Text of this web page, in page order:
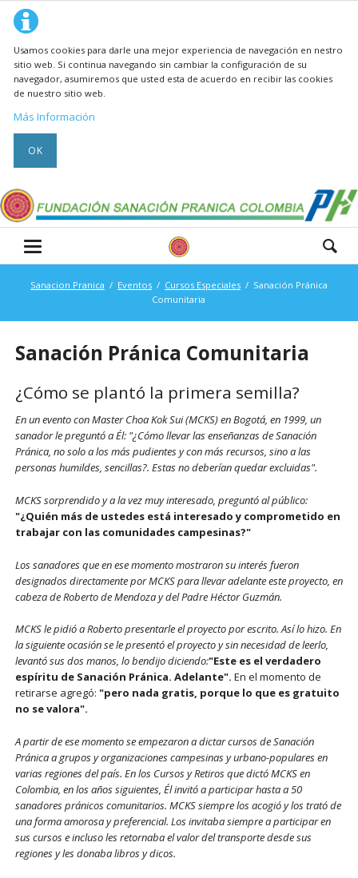
Usamos cookies para darle una mejor experiencia de navegación en nestro
sitio web. Si continua navegando sin cambiar la configuración de su
navegador, asumiremos que usted esta de acuerdo en recibir las cookies
de nuestro sitio web.
Más Información
OK
Sanacion Pranica Eventos Cursos Especiales
Sanación Pránica
Comunitaria
Sanación Pránica Comunitaria
¿Cómo se plantó la primera semilla?
En un evento con Master Choa Kok Sui (MCKS) en Bogotá, en 1999, un
sanador le preguntó a Él: "¿Cómo llevar las enseñanzas de Sanación
Pránica, no solo a los más pudientes y con más recursos, sino a las
personas humildes, sencillas?. Estas no deberían quedar excluidas".
MCKS sorprendido y a la vez muy interesado, preguntó al público:
"¿Quién más de ustedes está interesado y comprometido en
trabajar con las comunidades campesinas?"
Los sanadores que en ese momento mostraron su interés fueron
designados directamente por MCKS para llevar adelante este proyecto, en
cabeza de Roberto de Mendoza y del Padre Héctor Guzmán.
MCKS le pidió a Roberto presentarle el proyecto por escrito. Así lo hizo. En
la siguiente ocasión se le presentó el proyecto y sin necesidad de leerlo,
levantó sus dos manos, lo bendijo diciendo:"Este es el verdadero
espíritu de Sanación Pránica. Adelante". En el momento de
retirarse agregó: "pero nada gratis, porque lo que es gratuito
no se valora".
A partir de ese momento se empezaron a dictar cursos de Sanación
Pránica a grupos y organizaciones campesinas y urbano-populares en
varias regiones del país. En los Cursos y Retiros que dictó MCKS en
Colombia, en los años siguientes, Él invitó a participar hasta a 50
sanadores pránicos comunitarios. MCKS siempre los acogió y los trató de
una forma amorosa y preferencial. Los invitaba siempre a participar en
sus cursos e incluso les retornaba el valor del transporte desde sus
regiones y les donaba libros y dicos.